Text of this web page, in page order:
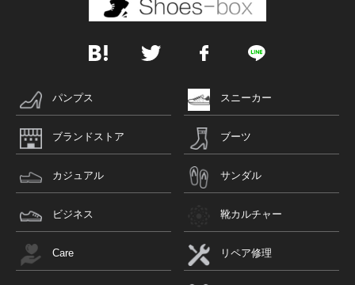
パンプス スニーカー
ブランドストア ブーツ
カジュアル サンダル
ビジネス 靴カルチャー
Care リペア修理